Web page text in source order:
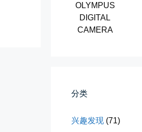
桃花乱落如红雨
OLYMPUS
DIGITAL
CAMERA
分类
兴趣发现 (71)